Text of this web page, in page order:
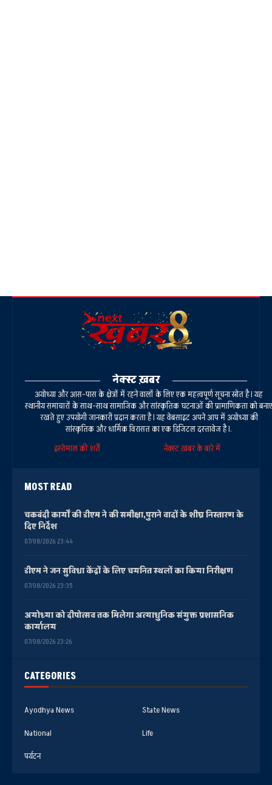
CATEGORIES
Ayodhya News
State News
National
Life
पर्यटन
नेक्स्ट ख़बर
अयोध्या और आस-पास के क्षेत्रों में रहने वालों के लिए एक महत्वपूर्ण सूचना स्रोत है। यह
स्थानीय समाचारों के साथ-साथ सामाजिक और सांस्कृतिक घटनाओं की प्रामाणिकता को बनाए
रखते हुए उपयोगी जानकारी प्रदान करता है। यह वेबसाइट अपने आप में अयोध्या की
सांस्कृतिक और धार्मिक विरासत का एक डिजिटल दस्तावेज है।.
इस्तेमाल की शर्तें
नेक्स्ट ख़बर के बारे में
MOST READ
चकबंदी कार्यों की डीएम ने की समीक्षा,पुराने वादों के शीघ्र निस्तारण के
दिए निर्देश
07/08/2026 23:44
डीएम ने जन सुविधा केंद्रों के लिए चयनित स्थलों का किया निरीक्षण
07/08/2026 23:35
अयोध्या को दीपोत्सव तक मिलेगा अत्याधुनिक संयुक्त प्रशासनिक
कार्यालय
07/08/2026 23:26